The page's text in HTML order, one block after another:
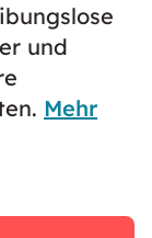
und
Mehr